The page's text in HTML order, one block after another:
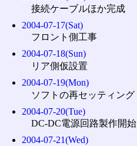
接続ケーブルほか完成
2004-07-17(Sat)
フロント側工事
2004-07-18(Sun)
リア側仮設置
2004-07-19(Mon)
ソフトの再セッティング
2004-07-20(Tue)
DC-DC電源回路製作開始
2004-07-21(Wed)